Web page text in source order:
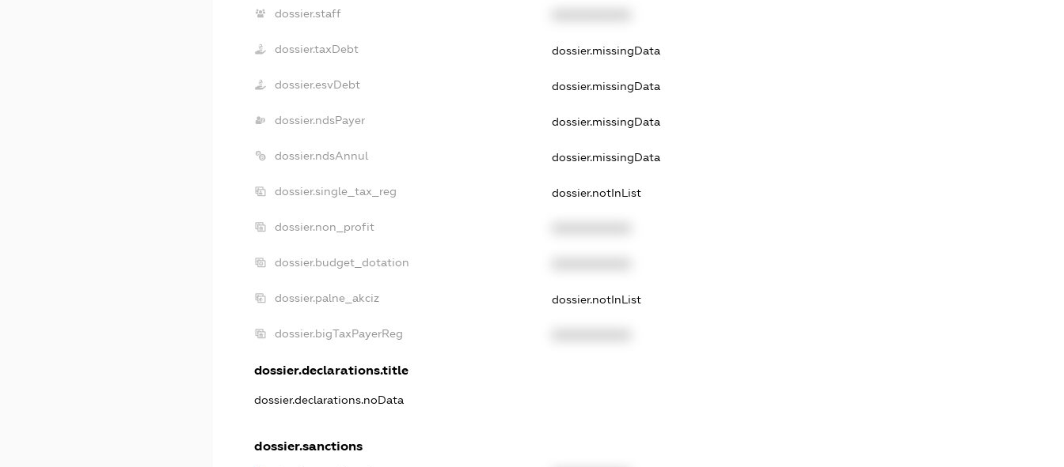
dossier.staff
dossier.taxDebt dossier.missingData
dossier.esvDebt dossier.missingData
dossier.ndsPayer dossier.missingData
dossier.ndsAnnul dossier.missingData
dossier.single_tax_reg dossier.notInList
dossier.non_profit
dossier.budget_dotation
dossier.palne_akciz dossier.notInList
dossier.bigTaxPayerReg
dossier.declarations.title
dossier.declarations.noData
dossier.sanctions